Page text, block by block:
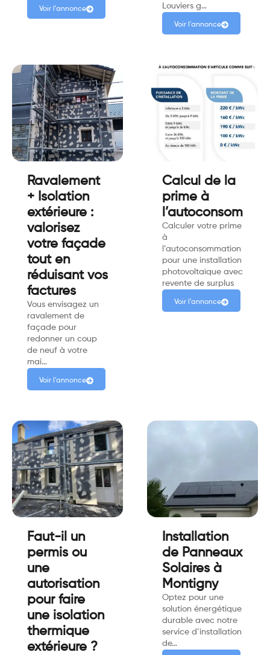
Voir l'annonce
Louviers g…
Voir l'annonce
Ravalement
+ Isolation
extérieure :
valorisez
votre façade
tout en
réduisant vos
factures
Vous envisagez un
ravalement de
façade pour
redonner un coup
de neuf à votre
mai…
Voir l'annonce
Calcul de la
prime à
Calculer votre prime
à
l’autoconsommation
pour une installation
photovoltaïque avec
revente de surplus
Voir l'annonce
Faut-il un
permis ou
une
autorisation
pour faire
une isolation
thermique
extérieure ?
Installation
de Panneaux
Solaires à
Montigny
Optez pour une
solution énergétique
durable avec notre
service d’installation
de…